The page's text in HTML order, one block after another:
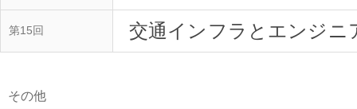
第15回 交通インフラとエンジニ
その他